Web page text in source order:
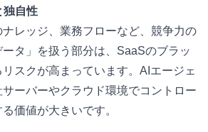
独自性
レッジ、業務フローなど、競争力の
タ」を扱う部分は、SaaSのブラッ
スクが高まっています。AIエージェ
ーバーやクラウド環境でコントロー
価値が大きいです。